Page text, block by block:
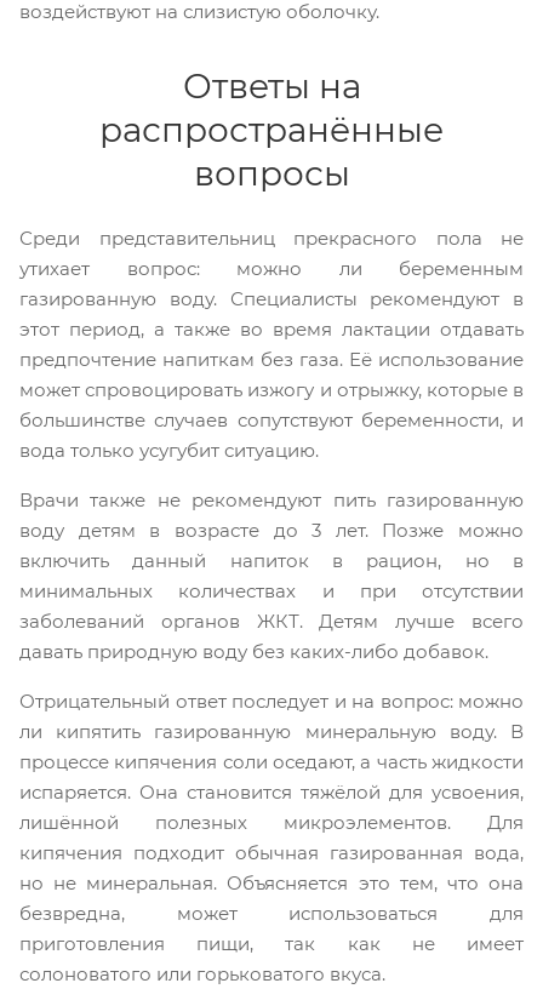
воздействуют на слизистую оболочку.
Ответы на
распространённые
вопросы
Среди представительниц прекрасного пола не
утихает вопрос: можно ли беременным
газированную воду. Специалисты рекомендуют в
этот период, а также во время лактации отдавать
предпочтение напиткам без газа. Её использование
может спровоцировать изжогу и отрыжку, которые в
большинстве случаев сопутствуют беременности, и
вода только усугубит ситуацию.
Врачи также не рекомендуют пить газированную
воду детям в возрасте до 3 лет. Позже можно
включить данный напиток в рацион, но в
минимальных количествах и при отсутствии
заболеваний органов ЖКТ. Детям лучше всего
давать природную воду без каких-либо добавок.
Отрицательный ответ последует и на вопрос: можно
ли кипятить газированную минеральную воду. В
процессе кипячения соли оседают, а часть жидкости
испаряется. Она становится тяжёлой для усвоения,
лишённой полезных микроэлементов. Для
кипячения подходит обычная газированная вода,
но не минеральная. Объясняется это тем, что она
безвредна, может использоваться для
приготовления пищи, так как не имеет
солоноватого или горьковатого вкуса.